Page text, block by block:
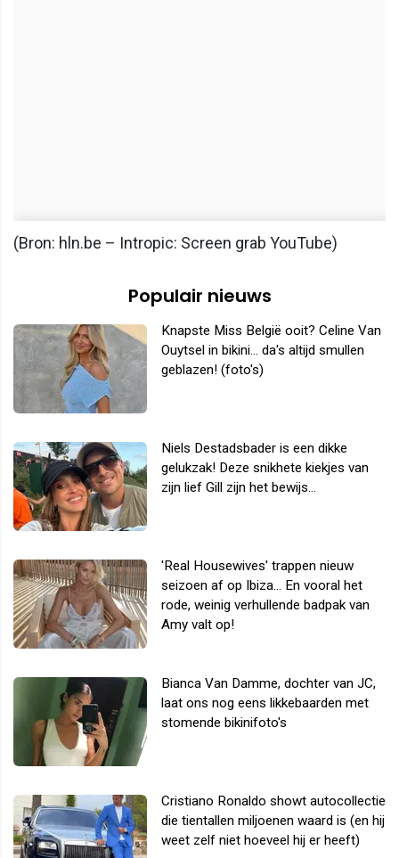
(Bron: hln.be – Intropic: Screen grab YouTube)
Populair nieuws
Knapste Miss België ooit? Celine Van
Ouytsel in bikini... da's altijd smullen
geblazen! (foto's)
Niels Destadsbader is een dikke
gelukzak! Deze snikhete kiekjes van
zijn lief Gill zijn het bewijs...
'Real Housewives' trappen nieuw
seizoen af op Ibiza... En vooral het
rode, weinig verhullende badpak van
Amy valt op!
Bianca Van Damme, dochter van JC,
laat ons nog eens likkebaarden met
stomende bikinifoto's
Cristiano Ronaldo showt autocollectie
die tientallen miljoenen waard is (en hij
weet zelf niet hoeveel hij er heeft)